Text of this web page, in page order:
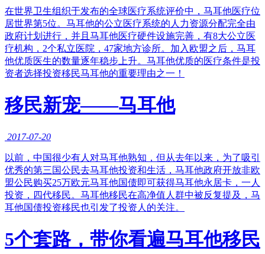
在世界卫生组织于发布的全球医疗系统评价中，马耳他医疗位
居世界第5位。马耳他的公立医疗系统的人力资源分配完全由
政府计划进行，并且马耳他医疗硬件设施完善，有8大公立医
疗机构，2个私立医院，47家地方诊所。加入欧盟之后，马耳
他优质医生的数量逐年稳步上升。马耳他优质的医疗条件是投
资者选择投资移民马耳他的重要理由之一！
移民新宠——马耳他
2017-07-20
以前，中国很少有人对马耳他熟知，但从去年以来，为了吸引
优秀的第三国公民去马耳他投资和生活，马耳他政府开放非欧
盟公民购买25万欧元马耳他国债即可获得马耳他永居卡，一人
投资，四代移民。马耳他移民在高净值人群中被反复提及，马
耳他国债投资移民也引发了投资人的关注。
5个套路，带你看遍马耳他移民